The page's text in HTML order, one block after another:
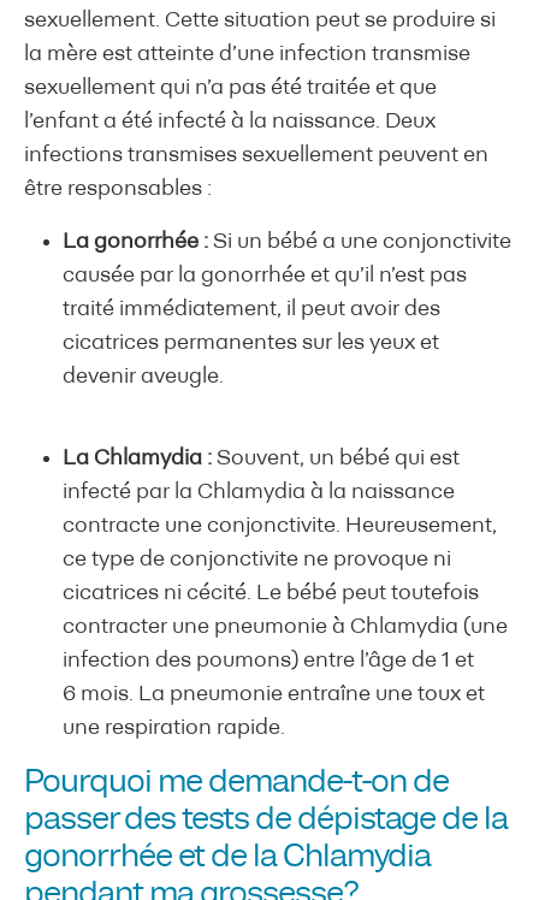
sexuellement. Cette situation peut se produire si
la mère est atteinte d’une infection transmise
sexuellement qui n’a pas été traitée et que
l’enfant a été infecté à la naissance. Deux
infections transmises sexuellement peuvent en
être responsables :
La gonorrhée : Si un bébé a une conjonctivite
causée par la gonorrhée et qu’il n’est pas
traité immédiatement, il peut avoir des
cicatrices permanentes sur les yeux et
devenir aveugle.
La Chlamydia : Souvent, un bébé qui est
infecté par la Chlamydia à la naissance
contracte une conjonctivite. Heureusement,
ce type de conjonctivite ne provoque ni
cicatrices ni cécité. Le bébé peut toutefois
contracter une pneumonie à Chlamydia (une
infection des poumons) entre l’âge de 1 et
6 mois. La pneumonie entraîne une toux et
une respiration rapide.
Pourquoi me demande-t-on de
passer des tests de dépistage de la
gonorrhée et de la Chlamydia